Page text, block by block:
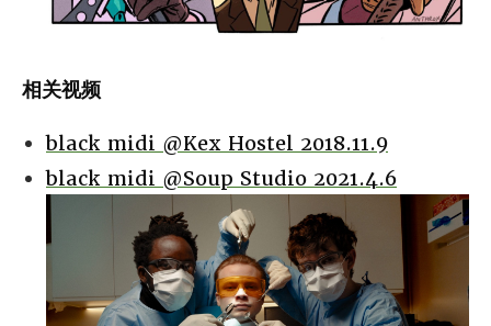
相关视频
black midi @Kex Hostel 2018.11.9
black midi @Soup Studio 2021.4.6